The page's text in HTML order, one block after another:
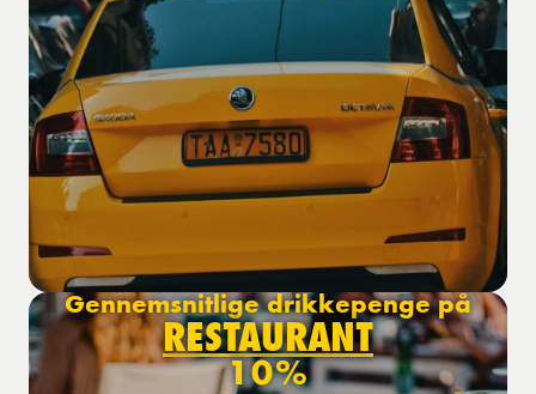
Gennemsnitlige drikkepenge på
RESTAURANT
10%